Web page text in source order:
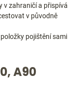
v zahraničí a přispívá
v původně
pojištění sami
A90